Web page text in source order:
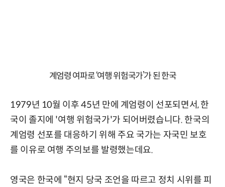
계엄령 여파로 ‘여행 위험국가’가 된 한국
1979년 10월 이후 45년 만에 계엄령이 선포되면서, 한
국이 졸지에 '여행 위험국가'가 되어버렸습니다. 한국의
계엄령 선포를 대응하기 위해 주요 국가는 자국민 보호
를 이유로 여행 주의보를 발령했는데요.
영국은 한국에 “현지 당국 조언을 따르고 정치 시위를 피